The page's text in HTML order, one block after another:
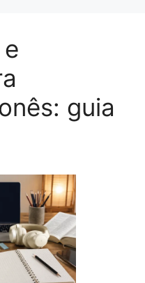
guia